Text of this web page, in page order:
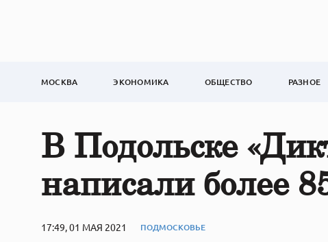
МОСКВА ЭКОНОМИКА ОБЩЕСТВО РАЗНОЕ
В Подольске
написали более
17:49, 01 МАЯ 2021 ПОДМОСКОВЬЕ